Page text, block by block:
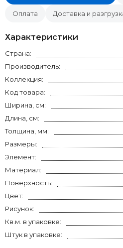
Оплата Доставка и
Характеристики
Страна:
Производитель:
Коллекция:
Код товара:
Ширина, см:
Длина, см:
Толщина, мм:
Размеры:
Элемент:
Материал:
Поверхность:
Цвет:
Рисунок:
Кв.м. в упаковке:
Штук в упаковке: